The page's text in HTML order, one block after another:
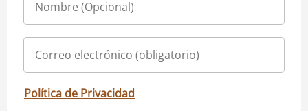
Política de Privacidad